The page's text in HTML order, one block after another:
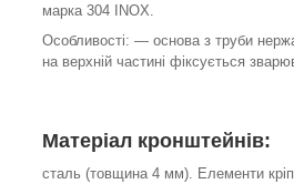
марка 304 INOX.
Особливості: ― основа з труби
на верхній частині фіксується
Матеріал кронштейнів:
сталь (товщина 4 мм). Елементи